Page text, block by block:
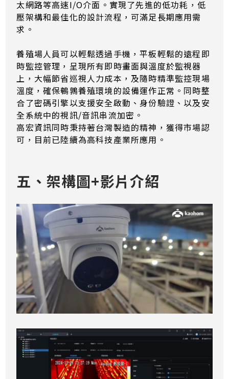
太網路等高速I/O介面。實現了先進的低功耗，低
壓架構和最佳化的設計流程，可滿足長期應用需
求。
養殖場人員可以輕鬆透過手機，平板輕鬆的遠程即
時監控管理，呈現所有即時畫面與溫度於監視器
上，大幅節省巡視人力成本，及隨時精準監控現場
溫度，確保鵪鶉養殖環境的設備運作正常。同時整
合了密碼引擎以支援安全啟動、身份驗證、以及安
全系統中的視訊/音訊串流加密。
高宏資訊同時秉持著台灣製造的精神，獲得市場認
可，目前已陸續為高科技產業所應用。
五、架構圖+影片介紹